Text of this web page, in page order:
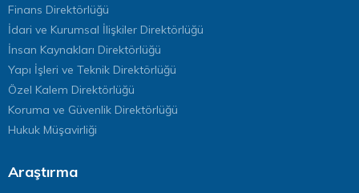
Finans Direktörlüğü
İdari ve Kurumsal İlişkiler Direktörlüğü
İnsan Kaynakları Direktörlüğü
Yapı İşleri ve Teknik Direktörlüğü
Özel Kalem Direktörlüğü
Koruma ve Güvenlik Direktörlüğü
Hukuk Müşavirliği
Araştırma